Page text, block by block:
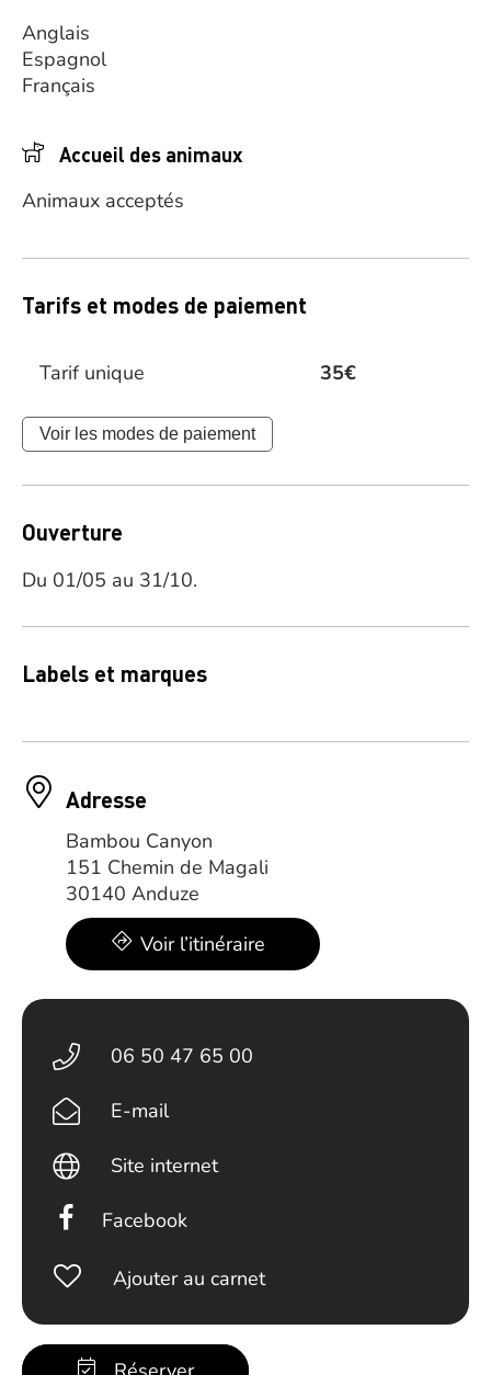
Anglais
Espagnol
Français
Accueil des animaux
Animaux acceptés
Tarifs et modes de paiement
Tarif unique 35€
Voir les modes de paiement
Ouverture
Du 01/05 au 31/10.
Labels et marques
Adresse
Bambou Canyon
151 Chemin de Magali
30140 Anduze
Voir l’itinéraire
06 50 47 65 00
E-mail
Site internet
Facebook
Ajouter au carnet